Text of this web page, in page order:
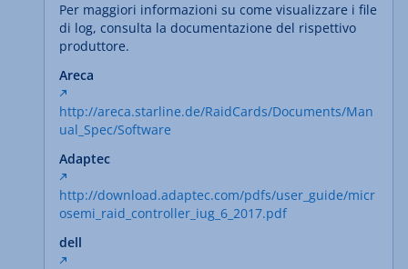
Per maggiori informazioni su come visualizzare i file
di log, consulta la documentazione del rispettivo
produttore.
Areca
http://areca.starline.de/RaidCards/Documents/Man
ual_Spec/Software
Adaptec
http://download.adaptec.com/pdfs/user_guide/micr
osemi_raid_controller_iug_6_2017.pdf
dell